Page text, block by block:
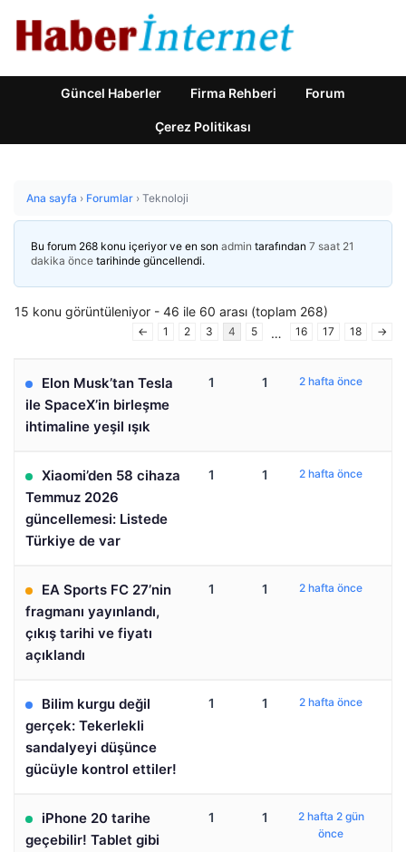
Güncel Haberler Firma Rehberi Forum
Çerez Politikası
Ana sayfa › Forumlar › Teknoloji
Bu forum 268 konu içeriyor ve en son admin tarafından 7 saat 21
dakika önce tarihinde güncellendi.
15 konu görüntüleniyor - 46 ile 60 arası (toplam 268)
← 1 2 3 4 5 … 16 17 18 →
Elon Musk’tan Tesla
ile SpaceX’in birleşme
ihtimaline yeşil ışık
1 1 2 hafta önce
Xiaomi’den 58 cihaza
Temmuz 2026
güncellemesi: Listede
Türkiye de var
1 1 2 hafta önce
EA Sports FC 27’nin
fragmanı yayınlandı,
çıkış tarihi ve fiyatı
açıklandı
1 1 2 hafta önce
Bilim kurgu değil
gerçek: Tekerlekli
sandalyeyi düşünce
gücüyle kontrol ettiler!
1 1 2 hafta önce
iPhone 20 tarihe
geçebilir! Tablet gibi
1 1
2 hafta 2 gün
önce